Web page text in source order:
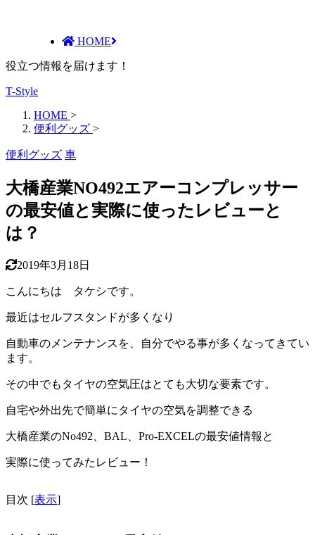
HOME
役立つ情報を届けます！
T-Style
HOME >
便利グッズ >
便利グッズ 車
大橋産業NO492エアーコンプレッサー
の最安値と実際に使ったレビューと
は？
2019年3月18日
こんにちは タケシです。
最近はセルフスタンドが多くなり
自動車のメンテナンスを、自分でやる事が多くなってきてい
ます。
その中でもタイヤの空気圧はとても大切な要素です。
自宅や外出先で簡単にタイヤの空気を調整できる
大橋産業のNo492、BAL、Pro-EXCELの最安値情報と
実際に使ってみたレビュー！
目次 [表示]